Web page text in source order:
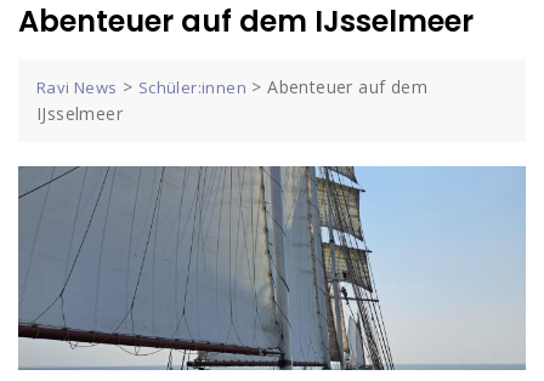
Abenteuer auf dem IJsselmeer
Ravi News > Schüler:innen >Abenteuer auf dem
IJsselmeer